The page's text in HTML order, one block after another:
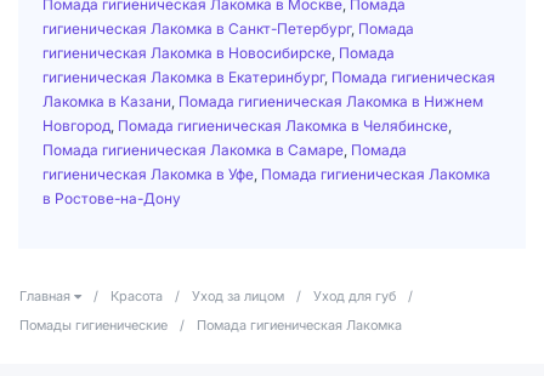
Помада гигиеническая Лакомка в Москве Помада
гигиеническая Лакомка в Санкт-Петербург, Помада
гигиеническая Лакомка в Новосибирске Помада
гигиеническая Лакомка в Екатеринбург, Помада гигиеническая
Лакомка в Казани Помада гигиеническая Лакомка в Нижнем
Новгород Помада гигиеническая Лакомка в Челябинске
Помада гигиеническая Лакомка в Самаре Помада
гигиеническая Лакомка в Уфе Помада гигиеническая Лакомка
в Ростове-на-Дону
Главная / Красота / Уход за лицом / Уход для губ
/
Помады гигиенические
/ Помада гигиеническая Лакомка